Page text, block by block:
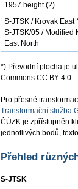
1957 height (2)
S-JTSK / Krovak East
S-JTSK/05 / Modified
East North
*) Převodní plocha je
Commons CC BY 4.0.
Pro přesné
Transformační služba
ČÚZK je zpřístupněn
jednotlivých bodů,
Přehled
S-JTSK